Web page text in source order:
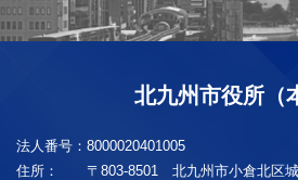
北九州市役所（
法人番号： 8000020401005
住所：
〒803-8501 北九州市小倉北区